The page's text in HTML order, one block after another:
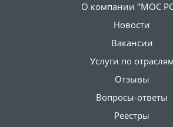
О компании "МОС
Новости
Вакансии
Услуги по отраслям
Отзывы
Вопросы-ответы
Реестры